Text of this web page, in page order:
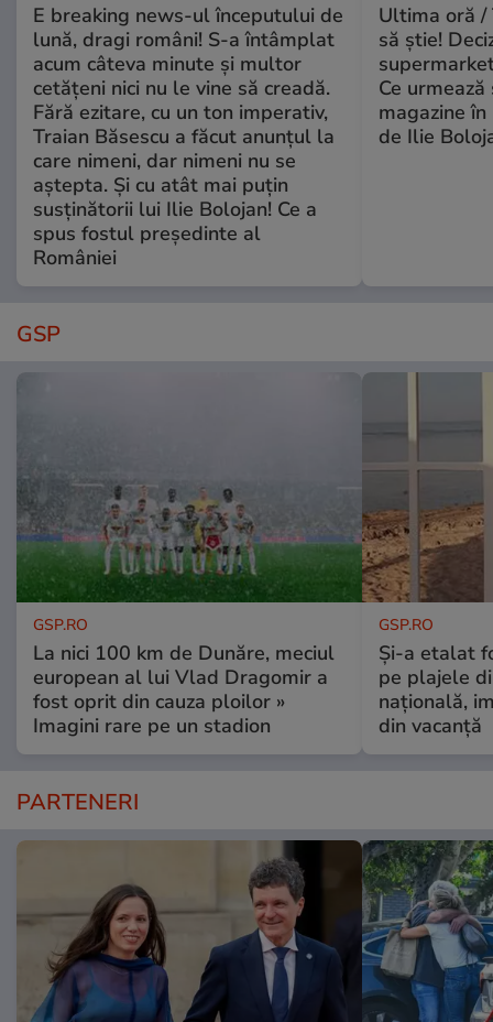
E breaking news-ul începutului de
lună, dragi români! S-a întâmplat
acum câteva minute și multor
cetățeni nici nu le vine să creadă.
Fără ezitare, cu un ton imperativ,
Traian Băsescu a făcut anunțul la
care nimeni, dar nimeni nu se
aștepta. Și cu atât mai puțin
susținătorii lui Ilie Bolojan! Ce a
spus fostul președinte al
României
Ultima oră /
să știe!
Ce
magazine
de Ilie
GSP
GSP.RO
La nici 100 km de Dunăre, meciul
european al lui Vlad Dragomir a
fost oprit din cauza ploilor »
Imagini rare pe un stadion
GSP.RO
Și-a etalat
pe plajele
națională,
din vacanță
PARTENERI